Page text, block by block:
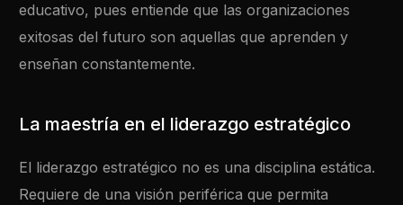
educativo, pues entiende que las organizaciones
exitosas del futuro son aquellas que aprenden y
enseñan constantemente.
La maestría en el liderazgo estratégico
El liderazgo estratégico no es una disciplina estática.
Requiere de una visión periférica que permita